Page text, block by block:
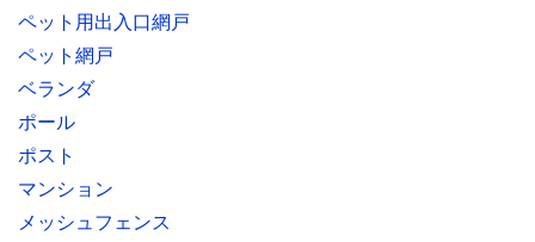
ペット用出入口網戸
ペット網戸
ベランダ
ポール
ポスト
マンション
メッシュフェンス